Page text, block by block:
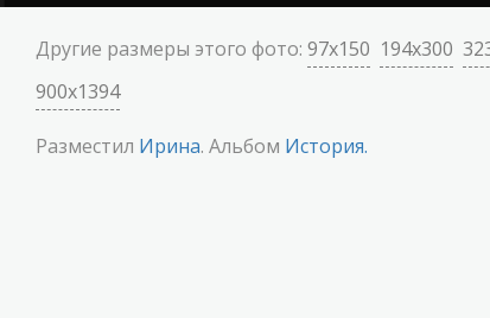
Другие размеры этого фото: 97x150 194x300
900x1394
Разместил Ирина. Альбом История.